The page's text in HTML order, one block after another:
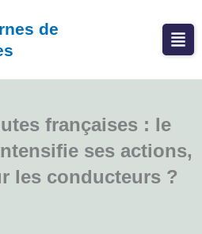
de
françaises : le
ses actions,
les conducteurs ?